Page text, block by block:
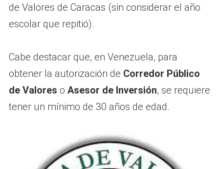
de Valores de Caracas (sin considerar el año
escolar que repitió).
Cabe destacar que, en Venezuela, para
obtener la autorización de Corredor Público
de Valores o Asesor de Inversión, se requiere
tener un mínimo de 30 años de edad.